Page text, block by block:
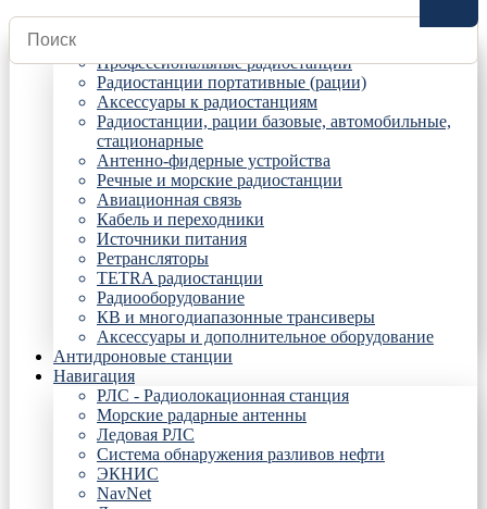
Радиостанции
Профессиональные радиостанции
Радиостанции портативные (рации)
Аксессуары к радиостанциям
Радиостанции, рации базовые, автомобильные,
стационарные
Антенно-фидерные устройства
Речные и морские радиостанции
Авиационная связь
Кабель и переходники
Источники питания
Ретрансляторы
TETRA радиостанции
Радиооборудование
КВ и многодиапазонные трансиверы
Аксессуары и дополнительное оборудование
Антидроновые станции
Навигация
РЛС - Радиолокационная станция
Морские радарные антенны
Ледовая РЛС
Система обнаружения разливов нефти
ЭКНИС
NavNet